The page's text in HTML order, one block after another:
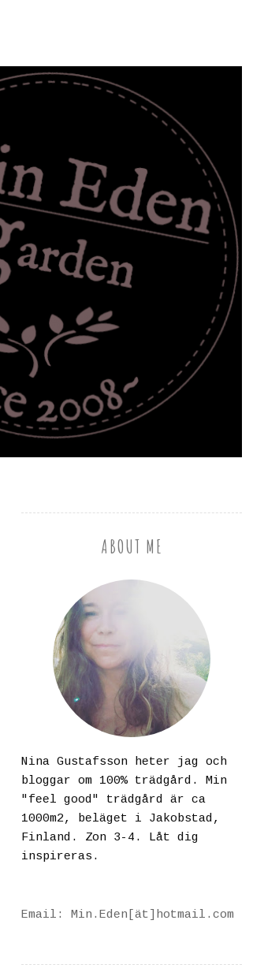
ABOUT ME
Nina Gustafsson heter jag och
bloggar om 100% trädgård. Min
"feel good" trädgård är ca
1000m2, beläget i Jakobstad,
Finland. Zon 3-4. Låt dig
inspireras.
Email: Min.Eden[ät]hotmail.com